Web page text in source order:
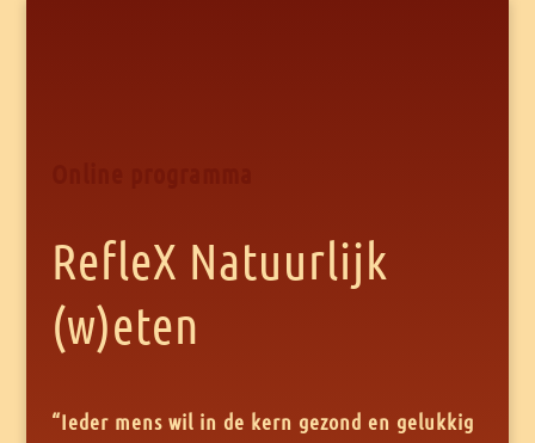
RefleX Natuurlijk
(w)eten
“Ieder mens wil in de kern gezond en gelukkig